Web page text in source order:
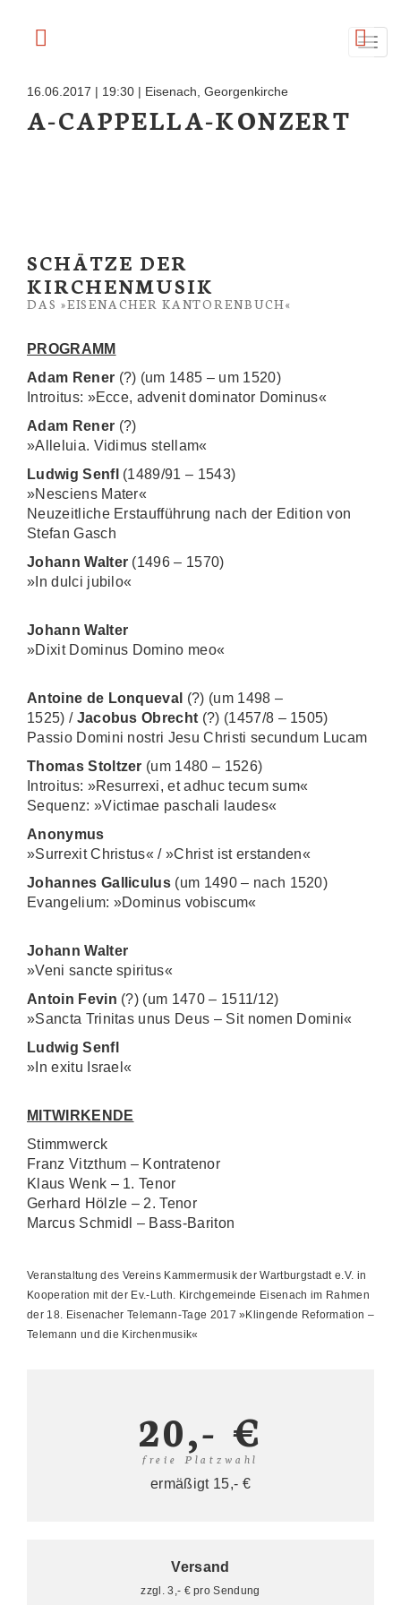
16.06.2017 | 19:30 | Eisenach, Georgenkirche
A-CAPPELLA-KONZERT
SCHÄTZE DER
KIRCHENMUSIK
DAS »EISENACHER KANTORENBUCH«
PROGRAMM
Adam Rener (?) (um 1485 – um 1520)
Introitus: »Ecce, advenit dominator Dominus«
Adam Rener (?)
»Alleluia. Vidimus stellam«
Ludwig Senfl (1489/91 – 1543)
»Nesciens Mater«
Neuzeitliche Erstaufführung nach der Edition von
Stefan Gasch
Johann Walter (1496 – 1570)
»In dulci jubilo«
Johann Walter
»Dixit Dominus Domino meo«
Antoine de Lonqueval (?) (um 1498 –
1525) / Jacobus Obrecht (?) (1457/8 – 1505)
Passio Domini nostri Jesu Christi secundum Lucam
Thomas Stoltzer (um 1480 – 1526)
Introitus: »Resurrexi, et adhuc tecum sum«
Sequenz: »Victimae paschali laudes«
Anonymus
»Surrexit Christus« / »Christ ist erstanden«
Johannes Galliculus (um 1490 – nach 1520)
Evangelium: »Dominus vobiscum«
Johann Walter
»Veni sancte spiritus«
Antoin Fevin (?) (um 1470 – 1511/12)
»Sancta Trinitas unus Deus – Sit nomen Domini«
Ludwig Senfl
»In exitu Israel«
MITWIRKENDE
Stimmwerck
Franz Vitzthum – Kontratenor
Klaus Wenk – 1. Tenor
Gerhard Hölzle – 2. Tenor
Marcus Schmidl – Bass-Bariton
Veranstaltung des Vereins Kammermusik der Wartburgstadt e.V. in
Kooperation mit der Ev.-Luth. Kirchgemeinde Eisenach im Rahmen
der 18. Eisenacher Telemann-Tage 2017 »Klingende Reformation –
Telemann und die Kirchenmusik«
20,- €
freie Platzwahl
ermäßigt 15,- €
Versand
zzgl. 3,- € pro Sendung